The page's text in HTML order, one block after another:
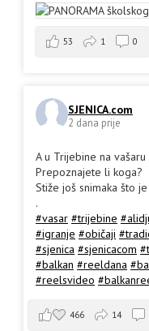
53 1 0
SJENICA.com
2 dana prije
A u Trijebine na
Prepoznajete li koga?
Stiže još snimaka što
.
#vasar #trijebine
#igranje #običaji
#sjenica #sjenicacom
#balkan #reeldana
#reelsvideo
466 14